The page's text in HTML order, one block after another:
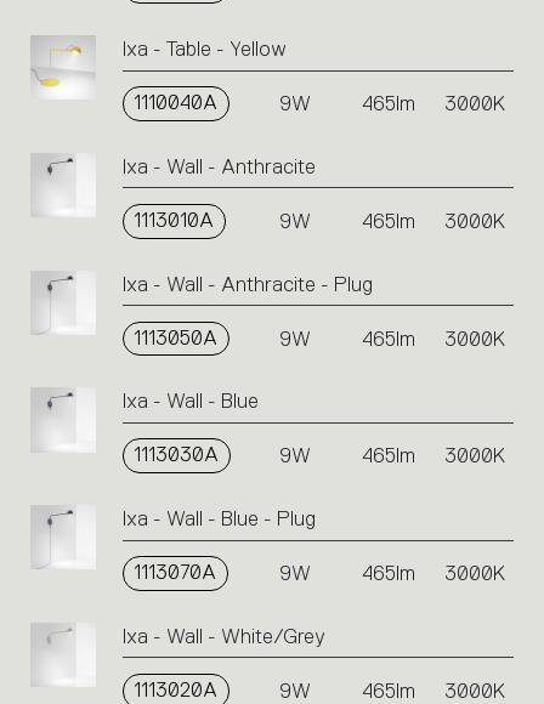
Ixa - Table - Yellow
1110040A 9W 465lm 3000K
Ixa - Wall - Anthracite
1113010A 9W 465lm 3000K
Ixa - Wall - Anthracite - Plug
1113050A 9W 465lm 3000K
Ixa - Wall - Blue
1113030A 9W 465lm 3000K
Ixa - Wall - Blue - Plug
1113070A 9W 465lm 3000K
Ixa - Wall - White/Grey
1113020A 9W 465lm 3000K